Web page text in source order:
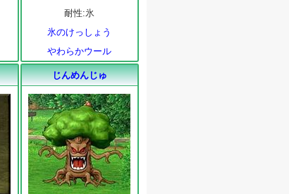
耐性:氷
氷のけっしょう
やわらかウール
じんめんじゅ